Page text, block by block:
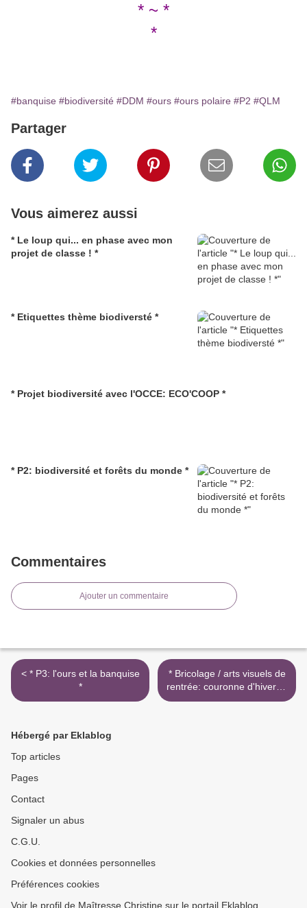
* ~ *
*
#banquise #biodiversité #DDM #ours #ours polaire #P2 #QLM
Partager
Vous aimerez aussi
* Le loup qui... en phase avec mon
projet de classe ! *
* Etiquettes thème biodiversté *
* Projet biodiversité avec l'OCCE: ECO'COOP *
* P2: biodiversité et forêts du monde *
Commentaires
Ajouter un commentaire
< * P3: l'ours et la banquise
*
* Bricolage / arts visuels de
rentrée: couronne d'hiver et
carte de voeux polaire* >
Hébergé par Eklablog
Top articles
Pages
Contact
Signaler un abus
C.G.U.
Cookies et données personnelles
Préférences cookies
Voir le profil de Maîtresse Christine sur le portail Eklablog